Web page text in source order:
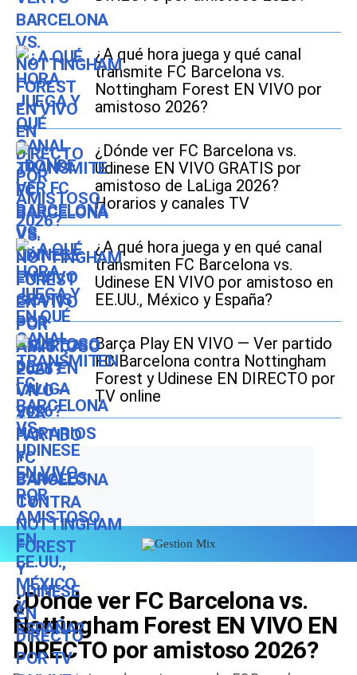
¿A qué hora juega y qué canal
transmite FC Barcelona vs.
Nottingham Forest EN VIVO por
amistoso 2026?
¿Dónde ver FC Barcelona vs.
Udinese EN VIVO GRATIS por
amistoso de LaLiga 2026?
Horarios y canales TV
¿A qué hora juega y en qué canal
transmiten FC Barcelona vs.
Udinese EN VIVO por amistoso en
EE.UU., México y España?
Barça Play EN VIVO — Ver partido
FC Barcelona contra Nottingham
Forest y Udinese EN DIRECTO por
TV online